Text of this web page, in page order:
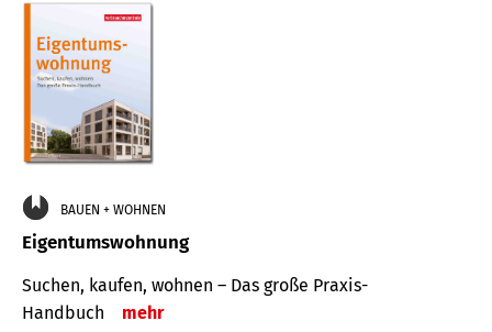
BAUEN + WOHNEN
Eigentumswohnung
Suchen, kaufen, wohnen – Das große Praxis-
Handbuch
mehr